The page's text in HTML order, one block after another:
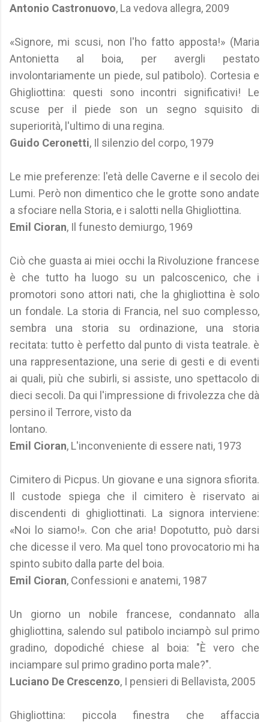
Antonio Castronuovo, La vedova allegra, 2009
«Signore, mi scusi, non l'ho fatto apposta!» (Maria
Antonietta al boia, per avergli pestato
involontariamente un piede, sul patibolo). Cortesia e
Ghigliottina: questi sono incontri significativi! Le
scuse per il piede son un segno squisito di
superiorità, l'ultimo di una regina.
Guido Ceronetti, Il silenzio del corpo, 1979
Le mie preferenze: l'età delle Caverne e il secolo dei
Lumi. Però non dimentico che le grotte sono andate
a sfociare nella Storia, e i salotti nella Ghigliottina.
Emil Cioran, Il funesto demiurgo, 1969
Ciò che guasta ai miei occhi la Rivoluzione francese
è che tutto ha luogo su un palcoscenico, che i
promotori sono attori nati, che la ghigliottina è solo
un fondale. La storia di Francia, nel suo complesso,
sembra una storia su ordinazione, una storia
recitata: tutto è perfetto dal punto di vista teatrale. è
una rappresentazione, una serie di gesti e di eventi
ai quali, più che subirli, si assiste, uno spettacolo di
dieci secoli. Da qui l'impressione di frivolezza che dà
persino il Terrore, visto da
lontano.
Emil Cioran, L'inconveniente di essere nati, 1973
Cimitero di Picpus. Un giovane e una signora sfiorita.
Il custode spiega che il cimitero è riservato ai
discendenti di ghigliottinati. La signora interviene:
«Noi lo siamo!». Con che aria! Dopotutto, può darsi
che dicesse il vero. Ma quel tono provocatorio mi ha
spinto subito dalla parte del boia.
Emil Cioran, Confessioni e anatemi, 1987
Un giorno un nobile francese, condannato alla
ghigliottina, salendo sul patibolo inciampò sul primo
gradino, dopodiché chiese al boia: "È vero che
inciampare sul primo gradino porta male?".
Luciano De Crescenzo, I pensieri di Bellavista, 2005
Ghigliottina: piccola finestra che affaccia